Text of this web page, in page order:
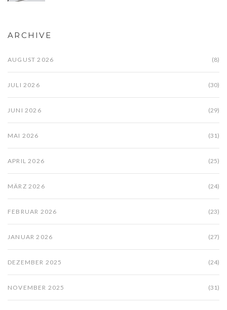
ARCHIVE
AUGUST 2026 (8)
JULI 2026 (30)
JUNI 2026 (29)
MAI 2026 (31)
APRIL 2026 (25)
MÄRZ 2026 (24)
FEBRUAR 2026 (23)
JANUAR 2026 (27)
DEZEMBER 2025 (24)
NOVEMBER 2025 (31)